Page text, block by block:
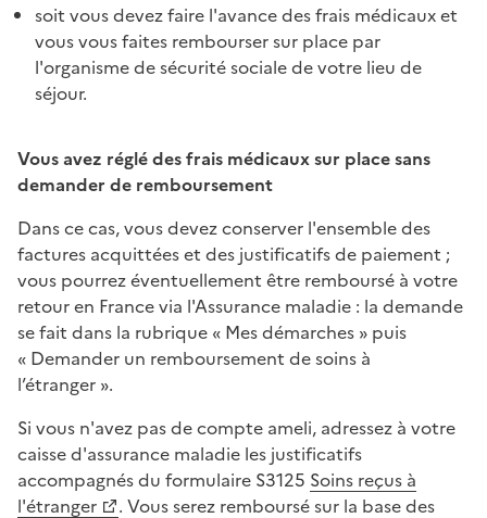
soit vous devez faire l'avance des frais médicaux et
vous vous faites rembourser sur place par
l'organisme de sécurité sociale de votre lieu de
séjour.
Vous avez réglé des frais médicaux sur place sans
demander de remboursement
Dans ce cas, vous devez conserver l'ensemble des
factures acquittées et des justificatifs de paiement ;
vous pourrez éventuellement être remboursé à votre
retour en France via l'Assurance maladie : la demande
se fait dans la rubrique « Mes démarches » puis
« Demander un remboursement de soins à
l’étranger ».
Si vous n'avez pas de compte ameli, adressez à votre
caisse d'assurance maladie les justificatifs
accompagnés du formulaire S3125 Soins reçus à
l'étranger
. Vous serez remboursé sur la base des